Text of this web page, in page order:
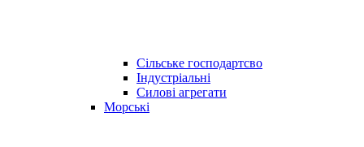
Сільське господартсво
Індустріальні
Силові агрегати
Морські